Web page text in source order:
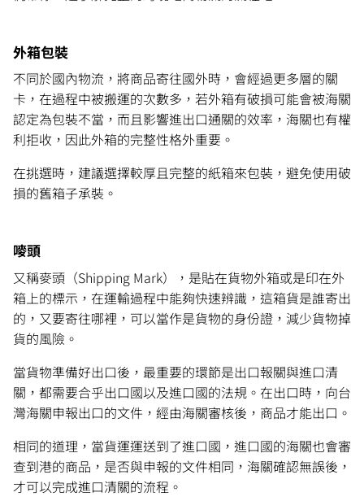
外箱包裝
不同於國內物流，將商品寄往國外時，會經過更多層的關
卡，在過程中被搬運的次數多，若外箱有破損可能會被海關
認定為包裝不當，而且影響進出口通關的效率，海關也有權
利拒收，因此外箱的完整性格外重要。
在挑選時，建議選擇較厚且完整的紙箱來包裝，避免使用破
損的舊箱子承裝。
嘜頭
又稱麥頭（Shipping Mark），是貼在貨物外箱或是印在外
箱上的標示，在運輸過程中能夠快速辨識，這箱貨是誰寄出
的，又要寄往哪裡，可以當作是貨物的身份證，減少貨物掉
貨的風險。
當貨物準備好出口後，最重要的環節是出口報關與進口清
關，都需要合乎出口國以及進口國的法規。在出口時，向台
灣海關申報出口的文件，經由海關審核後，商品才能出口。
相同的道理，當貨運運送到了進口國，進口國的海關也會審
查到港的商品，是否與申報的文件相同，海關確認無誤後，
才可以完成進口清關的流程。